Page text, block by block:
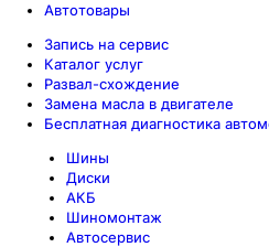
Автотовары
Запись на сервис
Каталог услуг
Развал-схождение
Замена масла в двигателе
Бесплатная диагностика
Шины
Диски
АКБ
Шиномонтаж
Автосервис